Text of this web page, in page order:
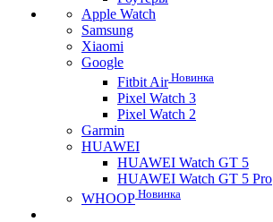
Apple Watch
Samsung
Xiaomi
Google
Fitbit AirНовинка
Pixel Watch 3
Pixel Watch 2
Garmin
HUAWEI
HUAWEI Watch GT 5
HUAWEI Watch GT 5 Pro
WHOOP Новинка